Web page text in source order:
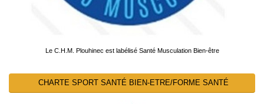
Le C.H.M. Plouhinec est labélisé Santé Musculation Bien-être
CHARTE SPORT SANTÉ BIEN-ETRE/FORME SANTÉ